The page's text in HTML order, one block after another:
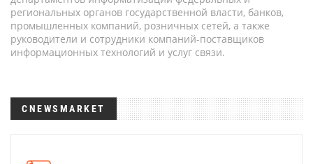
региональных органов государственной власти, банков,
промышленных компаний, розничных сетей, а также
руководители и сотрудники компаний-поставщиков
информационных технологий и услуг связи.
CNEWSMARKET